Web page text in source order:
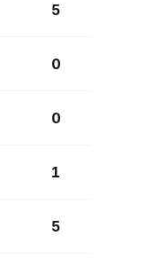
5
0
0
1
5